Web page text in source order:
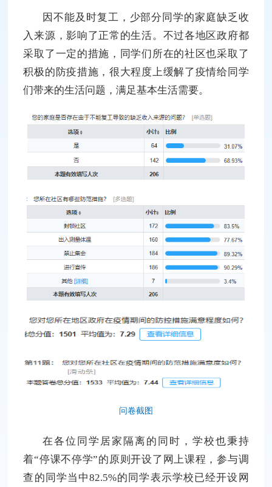
因不能及时复工，少部分同学的家庭缺乏收
入来源，影响了正常的生活。不过各地区政府都
采取了一定的措施，同学们所在的社区也采取了
积极的防疫措施，很大程度上缓解了疫情给同学
们带来的生活问题，满足基本生活需要。
问卷截图
在各位同学居家隔离的同时，学校也秉持
着“停课不停学”的原则开设了网上课程，参与调
查的同学当中82.5%的同学表示学校已经开设网